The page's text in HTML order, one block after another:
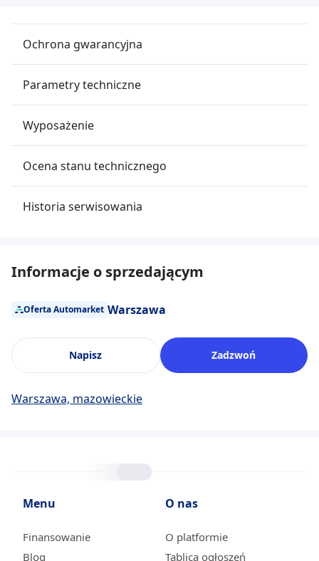
Ochrona gwarancyjna
Parametry techniczne
Wyposażenie
Ocena stanu technicznego
Historia serwisowania
Informacje o sprzedającym
Oferta Automarket Warszawa
Napisz Zadzwoń
Warszawa, mazowieckie
Menu
Finansowanie
Blog
O nas
O platformie
Tablica ogłoszeń